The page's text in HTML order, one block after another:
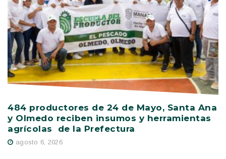
484 productores de 24 de Mayo, Santa Ana
y Olmedo reciben insumos y herramientas
agrícolas de la Prefectura
agosto 6, 2026